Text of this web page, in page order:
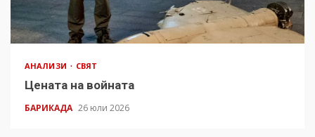
АНАЛИЗИ СВЯТ
Цената на войната
БАРИКАДА 26 юли 2026